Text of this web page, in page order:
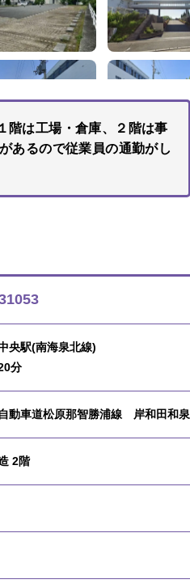
階は工場・倉庫、２階は事
あるので従業員の通勤がし
央駅(南海泉北線)
分
動車道松原那智勝浦線 岸和田和泉
2階